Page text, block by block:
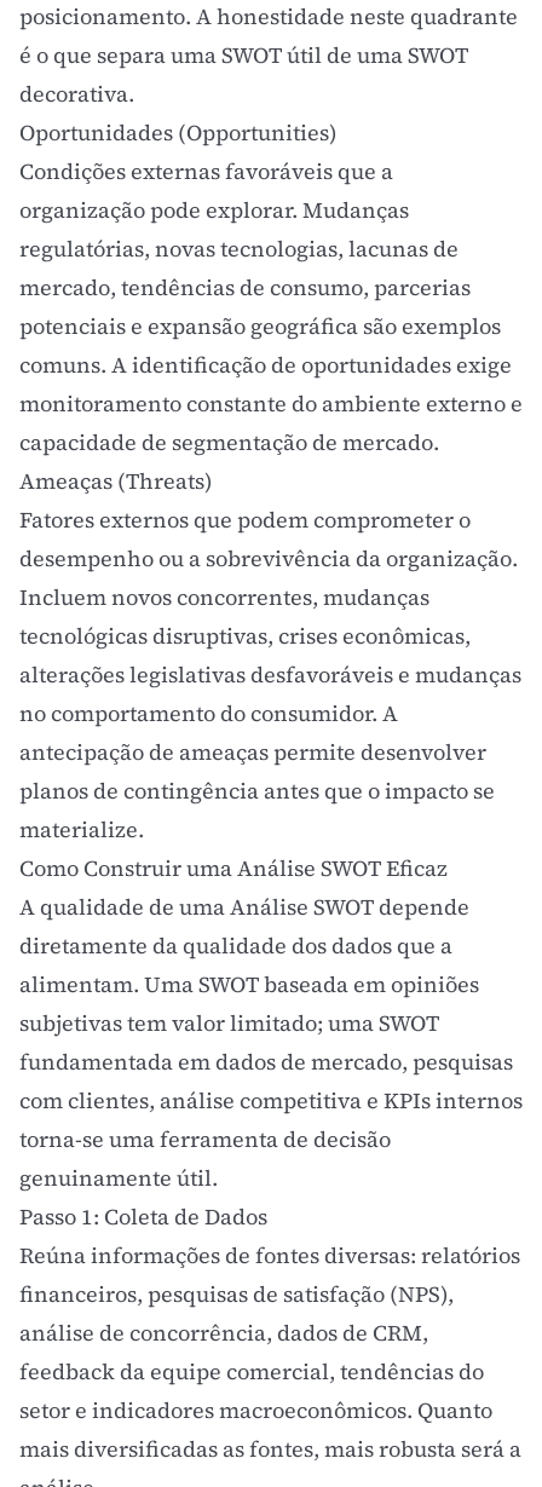
posicionamento. A honestidade neste quadrante
é o que separa uma SWOT útil de uma SWOT
decorativa.
Oportunidades (Opportunities)
Condições externas favoráveis que a
organização pode explorar. Mudanças
regulatórias, novas tecnologias, lacunas de
mercado, tendências de consumo, parcerias
potenciais e expansão geográfica são exemplos
comuns. A identificação de oportunidades exige
monitoramento constante do ambiente externo e
capacidade de segmentação de mercado.
Ameaças (Threats)
Fatores externos que podem comprometer o
desempenho ou a sobrevivência da organização.
Incluem novos concorrentes, mudanças
tecnológicas disruptivas, crises econômicas,
alterações legislativas desfavoráveis e mudanças
no comportamento do consumidor. A
antecipação de ameaças permite desenvolver
planos de contingência antes que o impacto se
materialize.
Como Construir uma Análise SWOT Eficaz
A qualidade de uma Análise SWOT depende
diretamente da qualidade dos dados que a
alimentam. Uma SWOT baseada em opiniões
subjetivas tem valor limitado; uma SWOT
fundamentada em dados de mercado, pesquisas
com clientes, análise competitiva e KPIsinternos
torna-se uma ferramenta de decisão
genuinamente útil.
Passo 1: Coleta de Dados
Reúna informações de fontes diversas: relatórios
financeiros, pesquisas de satisfação (NPS),
análise de concorrência, dados de CRM,
feedback da equipe comercial, tendências do
setor e indicadores macroeconômicos. Quanto
mais diversificadas as fontes, mais robusta será a